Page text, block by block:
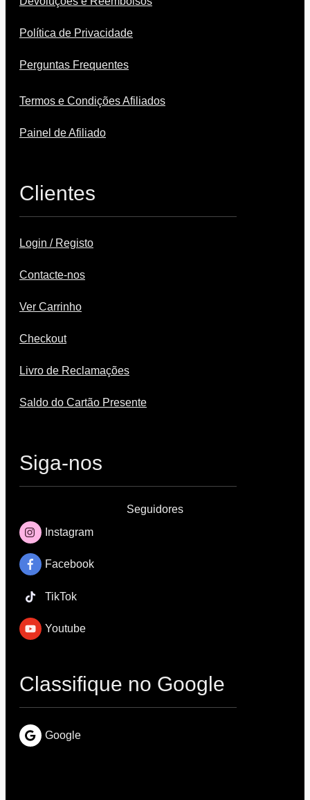
Política de Privacidade
Perguntas Frequentes
Termos e Condições Afiliados
Painel de Afiliado
Clientes
Login / Registo
Contacte-nos
Ver Carrinho
Checkout
Livro de Reclamações
Saldo do Cartão Presente
Siga-nos
Seguidores
Instagram
Facebook
TikTok
Youtube
Classifique no Google
Google